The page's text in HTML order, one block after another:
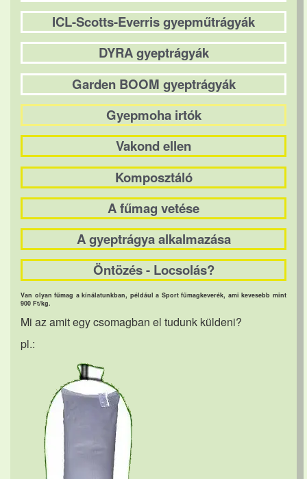
ICL-Scotts-Everris gyepműtrágyák
DYRA gyeptrágyák
Garden BOOM gyeptrágyák
Gyepmoha irtók
Vakond ellen
Komposztáló
A fűmag vetése
A gyeptrágya alkalmazása
Öntözés - Locsolás?
Van olyan fűmag a kínálatunkban, például a Sport fűmagkeverék, ami kevesebb mint
900 Ft/kg.
Mi az amit egy csomagban el tudunk küldeni?
pl.: